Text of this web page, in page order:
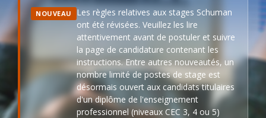
NOUVEAU
Les règles relatives aux stages Schuman
ont été révisées. Veuillez les lire
attentivement avant de postuler et suivre
la page de candidature contenant les
instructions. Entre autres nouveautés, un
nombre limité de postes de stage est
désormais ouvert aux candidats titulaires
d'un diplôme de l'enseignement
professionnel (niveaux CEC 3, 4 ou 5)